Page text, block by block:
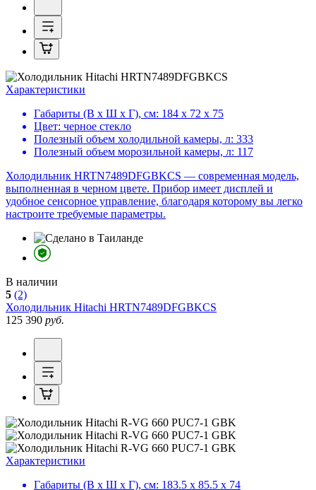
Характеристики
Габариты (В х Ш х Г), см: 184 х 72 х 75
Цвет: черное стекло
Полезный объем холодильной камеры, л: 333
Полезный объем морозильной камеры, л: 117
Холодильник HRTN7489DFGBKCS — современная модель,
выполненная в черном цвете. Прибор имеет дисплей и
удобное сенсорное управление, благодаря которому вы легко
настроите требуемые параметры.
В наличии
5 (2)
Холодильник Hitachi HRTN7489DFGBKCS
125 390 руб.
Характеристики
Габариты (В х Ш х Г), см: 183.5 х 85.5 х 74